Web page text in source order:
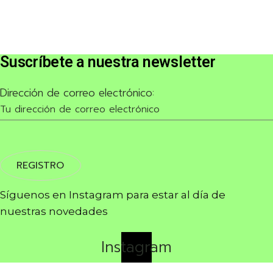
Suscríbete a nuestra newsletter
Dirección de correo electrónico:
Síguenos en Instagram para estar al día de
nuestras novedades
Instagram